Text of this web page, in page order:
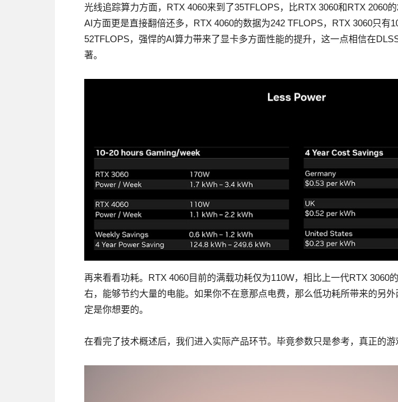
光线追踪算力方面，RTX 4060来到了35TFLOPS，比RTX 3060和RTX 2060的
AI方面更是直接翻倍还多，RTX 4060的数据为242 TFLOPS，RTX 3060只有
52TFLOPS，强悍的AI算力带来了显卡多方面性能的提升，这一点相信在
著。
再来看看功耗。RTX 4060目前的满载功耗仅为110W，相比上一代RTX 3060
右，能够节约大量的电能。如果你不在意那点电费，那么低功耗所带来的另
定是你想要的。
在看完了技术概述后，我们进入实际产品环节。毕竟参数只是参考，真正的游